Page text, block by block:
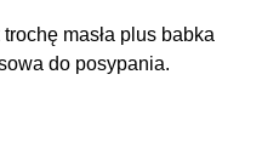
masła plus babka
do posypania.